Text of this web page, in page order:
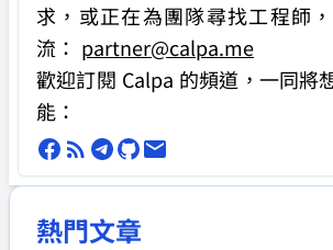
求 ，或正在為團隊尋找工程師
流： partner@calpa.me
歡迎訂閱 Calpa 的頻道，一同將
能：
熱門文章